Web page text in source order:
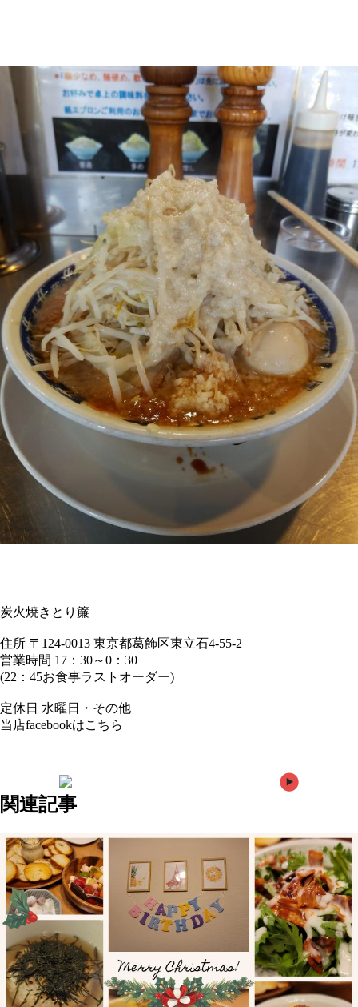
炭火焼きとり簾
住所 〒124-0013 東京都葛飾区東立石4-55-2
営業時間 17：30～0：30
(22：45お食事ラストオーダー)
定休日 水曜日・その他
当店facebookはこちら
関連記事